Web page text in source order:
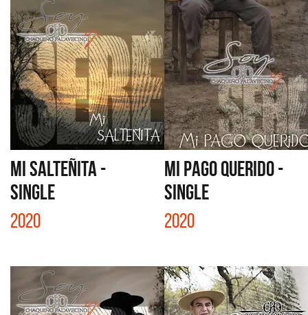
MI SALTEÑITA -
SINGLE
2020
MI PAGO QUERIDO -
SINGLE
2020